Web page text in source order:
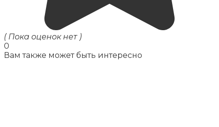
( Пока оценок нет )
0
Вам также может быть интересно